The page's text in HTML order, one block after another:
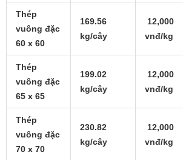
Thép
vuông đặc
60 x 60
169.56
kg/cây
12,000
vnđ/kg
Thép
vuông đặc
65 x 65
199.02
kg/cây
12,000
vnđ/kg
Thép
vuông đặc
70 x 70
230.82
kg/cây
12,000
vnđ/kg